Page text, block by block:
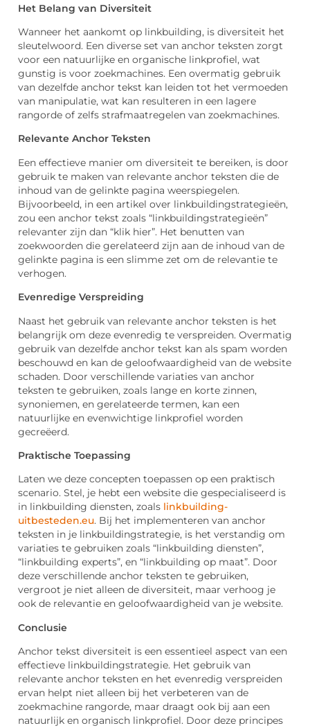
Het Belang van Diversiteit
Wanneer het aankomt op linkbuilding, is diversiteit het
sleutelwoord. Een diverse set van anchor teksten zorgt
voor een natuurlijke en organische linkprofiel, wat
gunstig is voor zoekmachines. Een overmatig gebruik
van dezelfde anchor tekst kan leiden tot het vermoeden
van manipulatie, wat kan resulteren in een lagere
rangorde of zelfs strafmaatregelen van zoekmachines.
Relevante Anchor Teksten
Een effectieve manier om diversiteit te bereiken, is door
gebruik te maken van relevante anchor teksten die de
inhoud van de gelinkte pagina weerspiegelen.
Bijvoorbeeld, in een artikel over linkbuildingstrategieën,
zou een anchor tekst zoals “linkbuildingstrategieën”
relevanter zijn dan “klik hier”. Het benutten van
zoekwoorden die gerelateerd zijn aan de inhoud van de
gelinkte pagina is een slimme zet om de relevantie te
verhogen.
Evenredige Verspreiding
Naast het gebruik van relevante anchor teksten is het
belangrijk om deze evenredig te verspreiden. Overmatig
gebruik van dezelfde anchor tekst kan als spam worden
beschouwd en kan de geloofwaardigheid van de website
schaden. Door verschillende variaties van anchor
teksten te gebruiken, zoals lange en korte zinnen,
synoniemen, en gerelateerde termen, kan een
natuurlijke en evenwichtige linkprofiel worden
gecreëerd.
Praktische Toepassing
Laten we deze concepten toepassen op een praktisch
scenario. Stel, je hebt een website die gespecialiseerd is
in linkbuilding diensten, zoals linkbuilding-
uitbesteden.eu. Bij het implementeren van anchor
teksten in je linkbuildingstrategie, is het verstandig om
variaties te gebruiken zoals “linkbuilding diensten”,
“linkbuilding experts”, en “linkbuilding op maat”. Door
deze verschillende anchor teksten te gebruiken,
vergroot je niet alleen de diversiteit, maar verhoog je
ook de relevantie en geloofwaardigheid van je website.
Conclusie
Anchor tekst diversiteit is een essentieel aspect van een
effectieve linkbuildingstrategie. Het gebruik van
relevante anchor teksten en het evenredig verspreiden
ervan helpt niet alleen bij het verbeteren van de
zoekmachine rangorde, maar draagt ook bij aan een
natuurlijk en organisch linkprofiel. Door deze principes